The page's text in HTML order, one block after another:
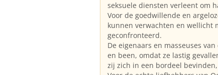
seksuele diensten verleent om
Voor de goedwillende en
kunnen verwachten en wellicht
geconfronteerd.
De eigenaars en masseuses
en been, omdat ze lastig
zij zich in een bordeel